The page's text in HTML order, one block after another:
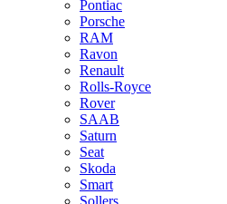
Pontiac
Porsche
RAM
Ravon
Renault
Rolls-Royce
Rover
SAAB
Saturn
Seat
Skoda
Smart
Sollers